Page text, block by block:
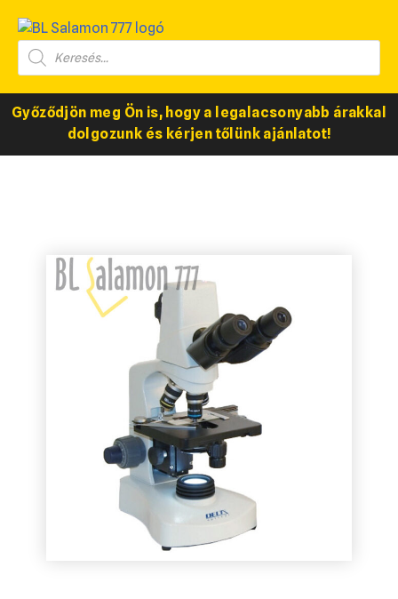
Győződjön meg Ön is, hogy a legalacsonyabb árakkal
dolgozunk és kérjen tőlünk ajánlatot!